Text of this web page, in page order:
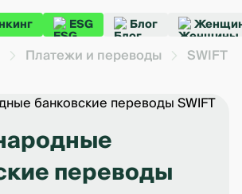
ESG Блог
Платежи и переводы SWIFT
переводы